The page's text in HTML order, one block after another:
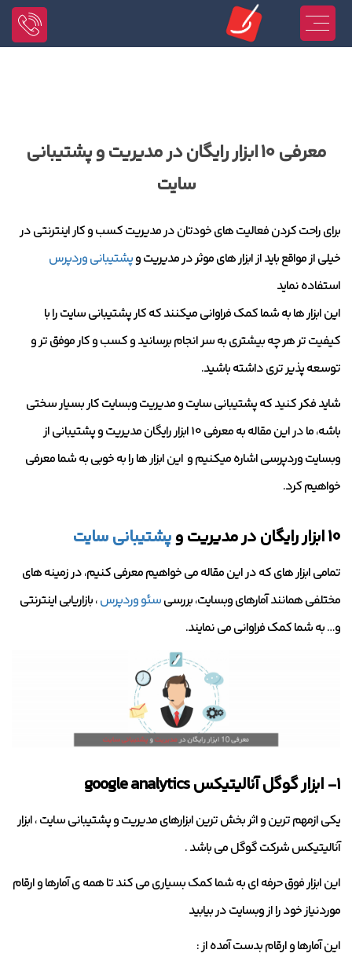
معرفی 10 ابزار رایگان در مدیریت و پشتیبانی
سایت
برای راحت کردن فعالیت های خودتان در مدیریت کسب و کار اینترنتی در
خیلی از مواقع باید از ابزار های موثر در مدیریت وپشتیبانی وردپرس
استفاده نماید
این ابزار ها به شما کمک فراوانی میکنند که کار پشتیبانی سایت را با
کیفیت تر هر چه بیشتری به سر انجام برسانید و کسب و کار موفق تر و
توسعه پذیر تری داشته باشید.
شاید فکر کنید که پشتیبانی سایت و مدیریت وبسایت کار بسیار سختی
باشه، ما در این مقاله به معرفی 10 ابزار رایگان مدیریت و پشتیبانی از
وبسایت وردپرسی اشاره میکنیم و این ابزار ها را به خوبی به شما معرفی
خواهیم کرد.
10 ابزار رایگان در مدیریت و پشتیبانی سایت
تمامی ابزار های که در این مقاله می خواهیم معرفی کنیم، در زمینه های
مختلفی همانند آمارهای وبسایت، بررسیسئو وردپرس، بازاریابی اینترنتی
و… به شما کمک فراوانی می نمایند.
۱- ابزار گوگل آنالیتیکس google analytics
یکی ازمهم ترین و اثر بخش ترین ابزارهای مدیریت و پشتیبانی سایت ، ابزار
آنالیتیکس شرکت گوگل می باشد .
این ابزار فوق حرفه ای به شما کمک بسیاری می کند تا همه ی آمارها و ارقام
موردنیاز خود را از وبسایت در بیابید
این آمارها و ارقام بدست آمده از :